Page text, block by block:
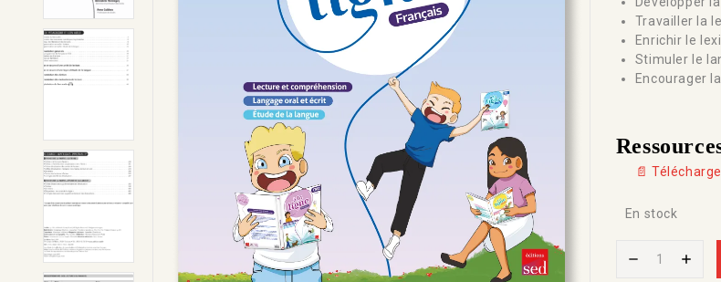
Travailler la
Enrichir le
Stimuler le
Encourager
📄
En stock